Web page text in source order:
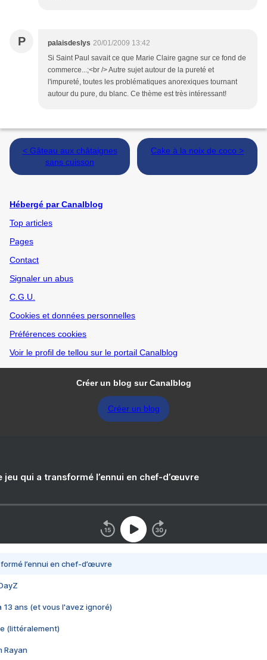
P palaisdeslys 20/01/2009 13:42
Si Saint Paul savait ce que Marie Claire gagne sur ce fond de
commerce...;<br /> Autre sujet autour de la pureté et
l'impureté, toutes les problématiques anorexiques tournant
autour du pure, du blanc. Ce thème est très intéressant!
< Gâteau aux châtaignes
sans cuisson
Cake à la noix de coco >
Hébergé par Canalblog
Top articles
Pages
Contact
Signaler un abus
C.G.U.
Cookies et données personnelles
Préférences cookies
Voir le profil de tellou sur le portail Canalblog
Créer un blog sur Canalblog
Créer un blog
jeu qui a transformé l’ennui en chef-d’œuvre
l’ennui en chef-d’œuvre
13 ans (et vous l'avez ignoré)
(littéralement)
Rayan